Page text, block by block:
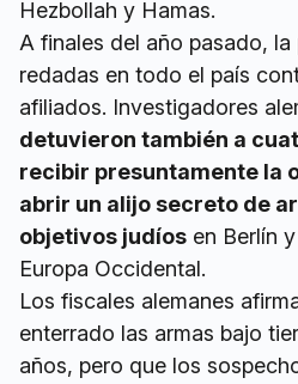
Hezbollah y Hamas.
A finales del año pasado,
redadas en todo el país
afiliados. Investigadores
detuvieron también a
recibir presuntamente la
abrir un alijo secreto de
objetivos judíos en Berlín
Europa Occidental.
Los fiscales alemanes
enterrado las armas bajo
años, pero que los